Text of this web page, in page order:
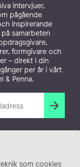
som cookies
intervjuer,
pågående
inspirerande
samarbeten
formgivare och
– direkt i din
per år i vårt
& Penna.